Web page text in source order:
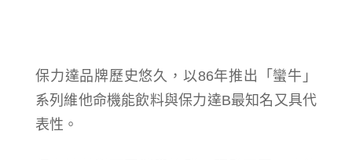
保力達品牌歷史悠久，以86年推出「蠻牛」
系列維他命機能飲料與保力達B最知名又具代
表性。